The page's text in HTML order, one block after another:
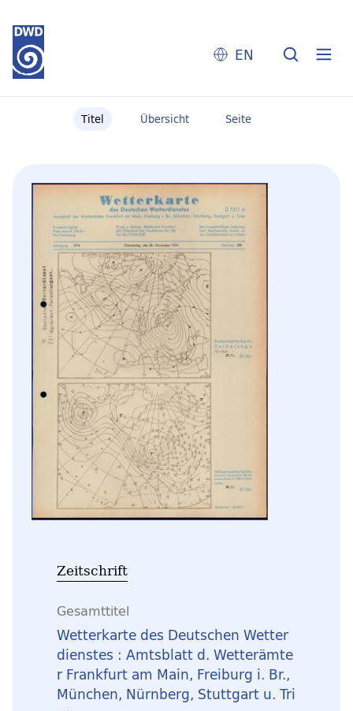
EN
Titel Übersicht Seite
Zeitschrift
Gesamttitel
Wetterkarte des Deutschen Wetter
dienstes : Amtsblatt d. Wetterämte
r Frankfurt am Main, Freiburg i. Br.,
München, Nürnberg, Stuttgart u. Tri